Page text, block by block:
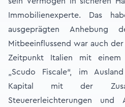
Immobilienexperte. Das
ausgeprägten Anhebung
Mitbeeinflussend war auch der
Zeitpunkt Italien mit einem
„Scudo Fiscale“, im
Kapital mit der
Steuererleichterungen und